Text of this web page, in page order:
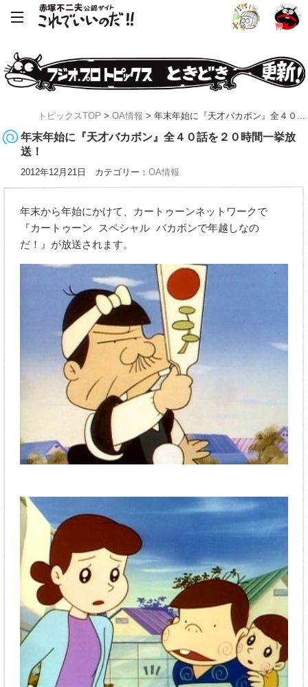
トピックスTOP > OA情報 > 年末年始に『天才バカボン』全４０...
年末年始に『天才バカボン』全４０話を２０時間一挙放
送！
2012年12月21日 カテゴリー：OA情報
年末から年始にかけて、カートゥーンネットワークで
『カートゥーン スペシャル バカボンで年越しなの
だ！』が放送されます。